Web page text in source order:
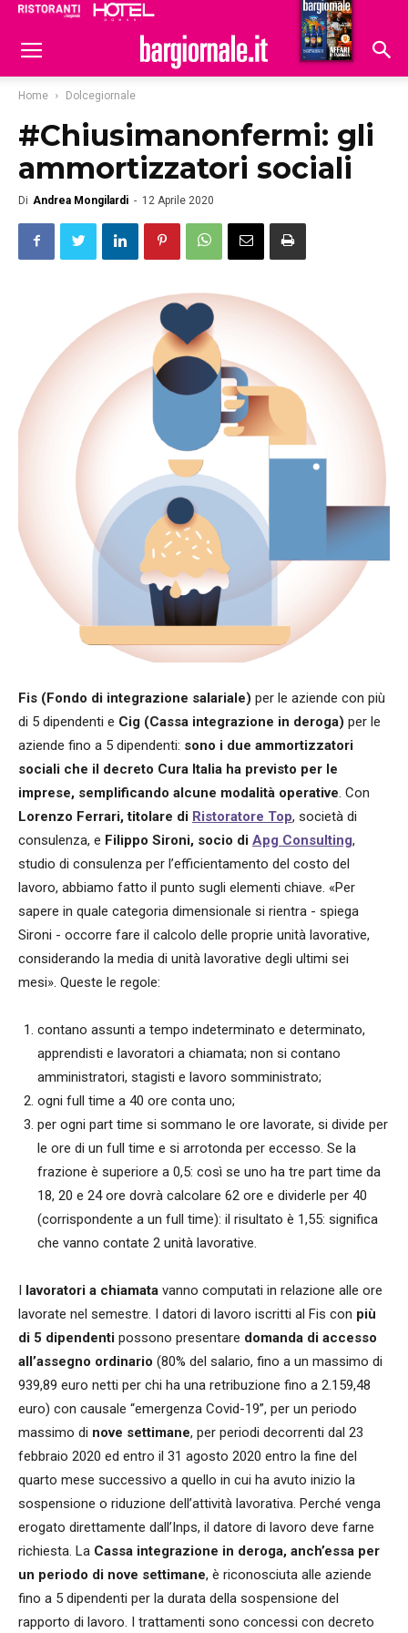
Hoteldomani
Home Dolcegiornale
#Chiusimanonfermi: gli
ammortizzatori sociali
Di Andrea Mongilardi - 12 Aprile 2020
Fis (Fondo di integrazione salariale) per le aziende con più
di 5 dipendenti e Cig (Cassa integrazione in deroga) per le
aziende fino a 5 dipendenti: sono i due ammortizzatori
sociali che il decreto Cura Italia ha previsto per le
imprese, semplificando alcune modalità operative. Con
Lorenzo Ferrari, titolare di Ristoratore Top, società di
consulenza, e Filippo Sironi, socio di Apg Consulting,
studio di consulenza per l’efficientamento del costo del
lavoro, abbiamo fatto il punto sugli elementi chiave. «Per
sapere in quale categoria dimensionale si rientra - spiega
Sironi - occorre fare il calcolo delle proprie unità lavorative,
considerando la media di unità lavorative degli ultimi sei
mesi». Queste le regole:
contano assunti a tempo indeterminato e determinato,
apprendisti e lavoratori a chiamata; non si contano
amministratori, stagisti e lavoro somministrato;
ogni full time a 40 ore conta uno;
per ogni part time si sommano le ore lavorate, si divide per
le ore di un full time e si arrotonda per eccesso. Se la
frazione è superiore a 0,5: così se uno ha tre part time da
18, 20 e 24 ore dovrà calcolare 62 ore e dividerle per 40
(corrispondente a un full time): il risultato è 1,55: significa
che vanno contate 2 unità lavorative.
I lavoratori a chiamata vanno computati in relazione alle ore
lavorate nel semestre. I datori di lavoro iscritti al Fis con più
di 5 dipendenti possono presentare domanda di accesso
all’assegno ordinario (80% del salario, fino a un massimo di
939,89 euro netti per chi ha una retribuzione fino a 2.159,48
euro) con causale “emergenza Covid-19”, per un periodo
massimo di nove settimane, per periodi decorrenti dal 23
febbraio 2020 ed entro il 31 agosto 2020 entro la fine del
quarto mese successivo a quello in cui ha avuto inizio la
sospensione o riduzione dell’attività lavorativa. Perché venga
erogato direttamente dall’Inps, il datore di lavoro deve farne
richiesta. La Cassa integrazione in deroga, anch’essa per
un periodo di nove settimane, è riconosciuta alle aziende
fino a 5 dipendenti per la durata della sospensione del
rapporto di lavoro. I trattamenti sono concessi con decreto